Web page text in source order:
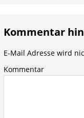
Kommentar
E-Mail Adresse wird
Kommentar